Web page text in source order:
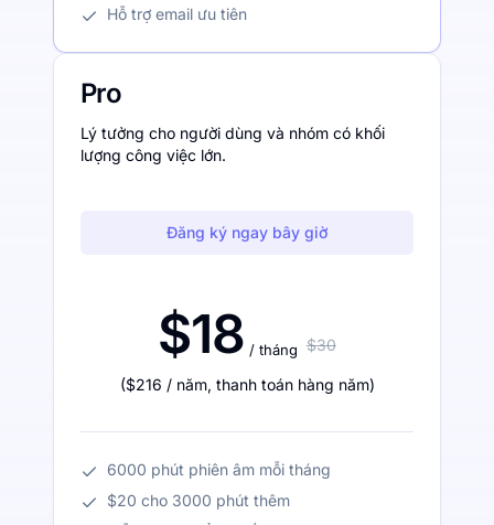
Hỗ trợ email ưu tiên
Pro
Lý tưởng cho người dùng và nhóm có khối
lượng công việc lớn.
Đăng ký ngay bây giờ
$18 / tháng $30
($216 / năm, thanh toán hàng năm)
6000 phút phiên âm mỗi tháng
$20 cho 3000 phút thêm